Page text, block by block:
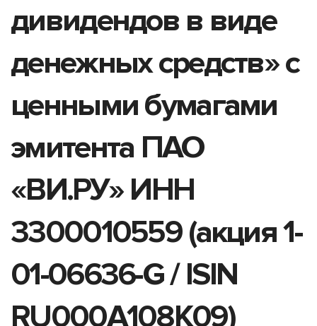
дивидендов в виде
денежных средств» с
ценными бумагами
эмитента ПАО
«ВИ.РУ» ИНН
3300010559 (акция 1-
01-06636-G / ISIN
RU000A108K09)